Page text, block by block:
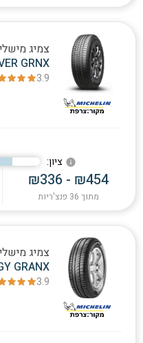
צמיג
GRNX
3.9
:ציון info
₪336 - ₪454
מתוך 36 פנצ'ריות
צמיג
GRANX
3.9